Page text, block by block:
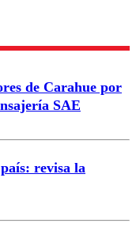
comentario
de Carahue por
SAE
revisa la